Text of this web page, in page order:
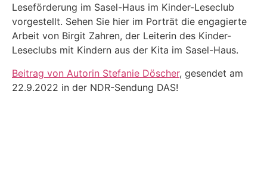
Leseförderung im Sasel-Haus im Kinder-Leseclub
vorgestellt. Sehen Sie hier im Porträt die engagierte
Arbeit von Birgit Zahren, der Leiterin des Kinder-
Leseclubs mit Kindern aus der Kita im Sasel-Haus.
Beitrag von Autorin Stefanie Döscher, gesendet am
22.9.2022 in der NDR-Sendung DAS!